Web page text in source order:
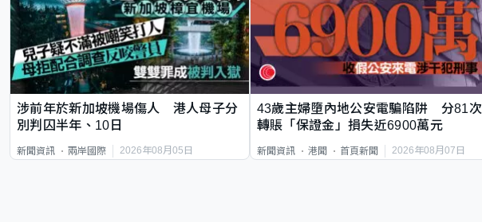
涉前年於新加坡機場傷人 港人母子分
別判囚半年、10日
新聞資訊 兩岸國際 2026年08月05日
43歲主婦墮內地公安電騙陷阱 分81次
轉賬「保證金」損失近6900萬元
新聞資訊 港聞 首頁新聞 2026年08月07日